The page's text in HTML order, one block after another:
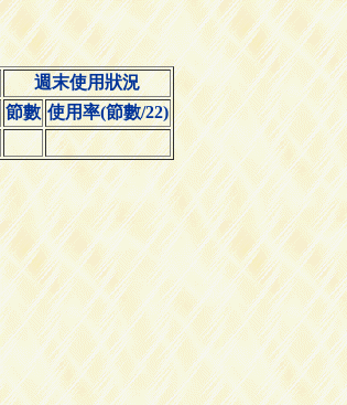
週末使用狀況
節數 使用率(節數/22)